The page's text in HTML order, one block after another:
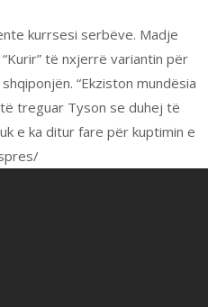
kurrsesi serbëve. Madje
të nxjerrë variantin për
“Ekziston mundësia
treguar Tyson se duhej të
e ka ditur fare për kuptimin e